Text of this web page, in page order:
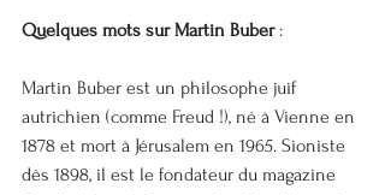
Quelques mots sur Martin Buber :
Martin Buber est un philosophe juif
autrichien (comme Freud !), né à Vienne en
1878 et mort à Jérusalem en 1965. Sioniste
dès 1898, il est le fondateur du magazine